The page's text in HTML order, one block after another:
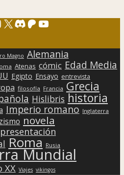
X Discord
Patreon
YouTube
Magno Alemania
Atenas cómic Edad Media
Egipto Ensayo entrevista
filosofía Francia Grecia
Hislibris historia
Imperio romano Inglaterra
novela
presentación
Roma Rusia
Mundial
XX Viajes vikingos